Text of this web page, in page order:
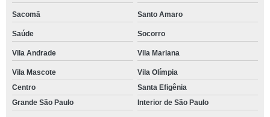
Sacomã Santo Amaro
Saúde Socorro
Vila Andrade Vila Mariana
Vila Mascote
Vila Olímpia
Centro
Santa Efigênia
Grande São Paulo
Interior de São Paulo